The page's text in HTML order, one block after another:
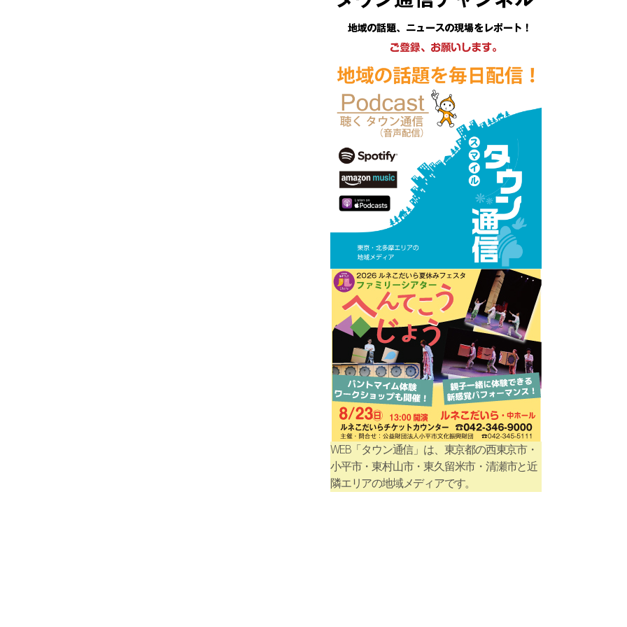
WEB「タウン通信」は、東京都の西東京市・
小平市・東村山市・東久留米市・清瀬市と近
隣エリアの地域メディアです。